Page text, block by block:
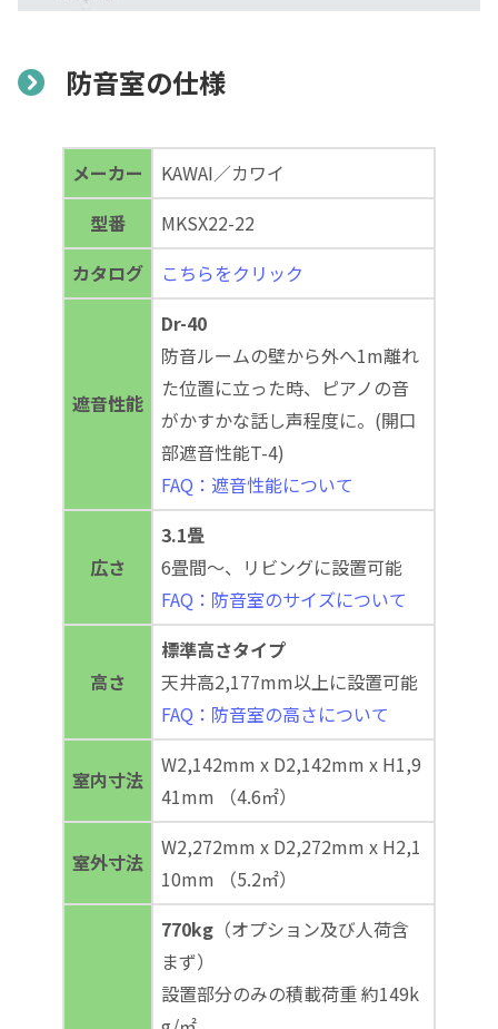
防音室の仕様
メーカー
KAWAI／カワイ
型番
MKSX22-22
カタログ
こちらをクリック
遮音性能
Dr-40
防音ルームの壁から外へ1m離れ
た位置に立った時、ピアノの音
がかすかな話し声程度に。(開口
部遮音性能T-4)
FAQ：遮音性能について
広さ
3.1畳
6畳間～、リビングに設置可能
FAQ：防音室のサイズについて
高さ
標準高さタイプ
天井高2,177mm以上に設置可能
FAQ：防音室の高さについて
室内寸法
W2,142mm x D2,142mm x H1,9
41mm （4.6㎡）
室外寸法
W2,272mm x D2,272mm x H2,1
10mm （5.2㎡）
770kg （オプション及び人荷含
まず）
設置部分のみの積載荷重 約149k